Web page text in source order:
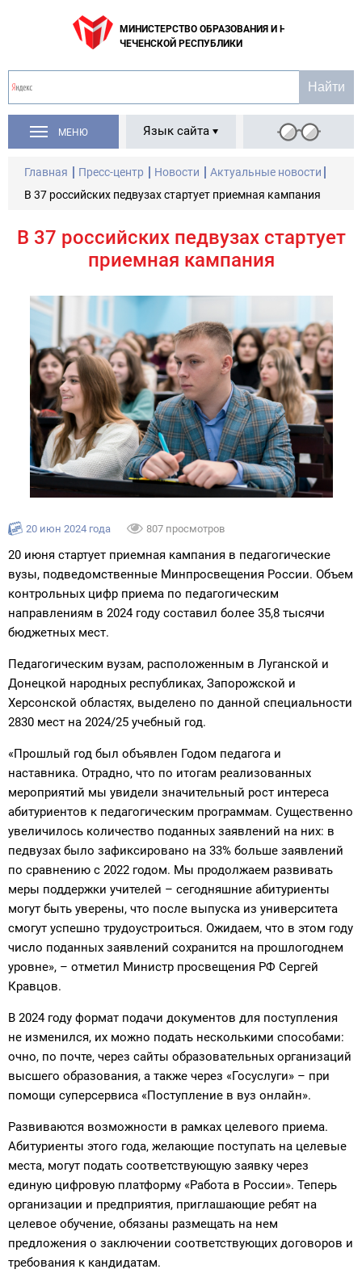
МИНИСТЕРСТВО ОБРАЗОВАНИЯ И НАУКИ
ЧЕЧЕНСКОЙ РЕСПУБЛИКИ
МЕНЮ Язык сайта
Главная Пресс-центр Новости
Актуальные новости
В 37 российских педвузах стартует приемная кампания
В 37 российских педвузах стартует
приемная кампания
20 июн 2024 года 807 просмотров
20 июня стартует приемная кампания в педагогические
вузы, подведомственные Минпросвещения России. Объем
контрольных цифр приема по педагогическим
направлениям в 2024 году составил более 35,8 тысячи
бюджетных мест.
Педагогическим вузам, расположенным в Луганской и
Донецкой народных республиках, Запорожской и
Херсонской областях, выделено по данной специальности
2830 мест на 2024/25 учебный год.
«Прошлый год был объявлен Годом педагога и
наставника. Отрадно, что по итогам реализованных
мероприятий мы увидели значительный рост интереса
абитуриентов к педагогическим программам. Существенно
увеличилось количество поданных заявлений на них: в
педвузах было зафиксировано на 33% больше заявлений
по сравнению с 2022 годом. Мы продолжаем развивать
меры поддержки учителей – сегодняшние абитуриенты
могут быть уверены, что после выпуска из университета
смогут успешно трудоустроиться. Ожидаем, что в этом году
число поданных заявлений сохранится на прошлогоднем
уровне», – отметил Министр просвещения РФ Сергей
Кравцов.
В 2024 году формат подачи документов для поступления
не изменился, их можно подать несколькими способами:
очно, по почте, через сайты образовательных организаций
высшего образования, а также через «Госуслуги» – при
помощи суперсервиса «Поступление в вуз онлайн».
Развиваются возможности в рамках целевого приема.
Абитуриенты этого года, желающие поступать на целевые
места, могут подать соответствующую заявку через
единую цифровую платформу «Работа в России». Теперь
организации и предприятия, приглашающие ребят на
целевое обучение, обязаны размещать на нем
предложения о заключении соответствующих договоров и
требования к кандидатам.